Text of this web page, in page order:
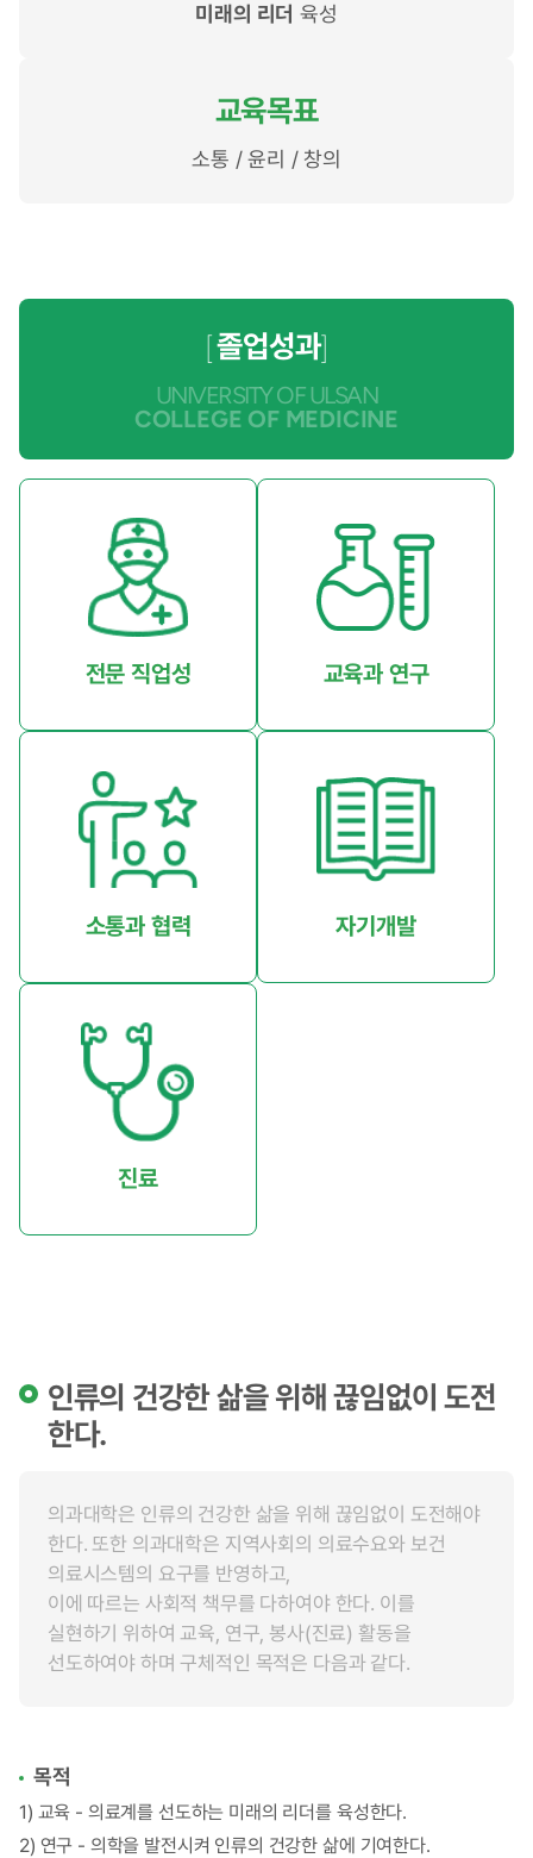
미래의 리더 육성
교육목표
소통 / 윤리 / 창의
[졸업성과]
UNIVERSITY OF ULSAN
COLLEGE OF MEDICINE
전문 직업성 교육과 연구
소통과 협력 자기개발
진료
인류의 건강한 삶을 위해 끊임없이 도전
한다.
의과대학은 인류의 건강한 삶을 위해 끊임없이 도전해야
한다. 또한 의과대학은 지역사회의 의료수요와 보건
의료시스템의 요구를 반영하고,
이에 따르는 사회적 책무를 다하여야 한다. 이를
실현하기 위하여 교육, 연구, 봉사(진료) 활동을
선도하여야 하며 구체적인 목적은 다음과 같다.
목적
1) 교육 - 의료계를 선도하는 미래의 리더를 육성한다.
2) 연구 - 의학을 발전시켜 인류의 건강한 삶에 기여한다.